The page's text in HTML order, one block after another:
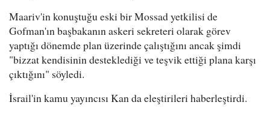
Maariv'in konuştuğu eski bir Mossad yetkilisi de
Gofman'ın başbakanın askeri sekreteri olarak görev
yaptığı dönemde plan üzerinde çalıştığını ancak şimdi
"bizzat kendisinin desteklediği ve teşvik ettiği plana karşı
çıktığını" söyledi.
İsrail'in kamu yayıncısı Kan da eleştirileri haberleştirdi.